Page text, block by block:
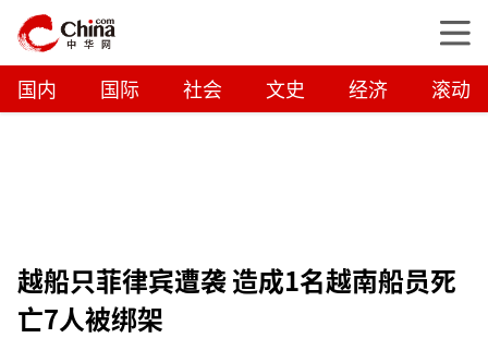
国内 国际 社会 文史 经济 滚动
越船只菲律宾遭袭 造成1名越南船员死
亡7人被绑架